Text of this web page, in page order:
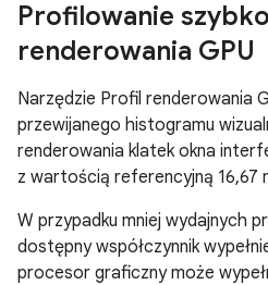
Profilowanie
renderowania GPU
Narzędzie Profil renderowania
przewijanego histogramu
renderowania klatek okna
z wartością referencyjną 16,67
W przypadku mniej wydajnych
dostępny współczynnik
procesor graficzny może